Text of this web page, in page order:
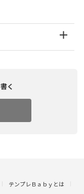
く
テンプレＢａｂｙとは